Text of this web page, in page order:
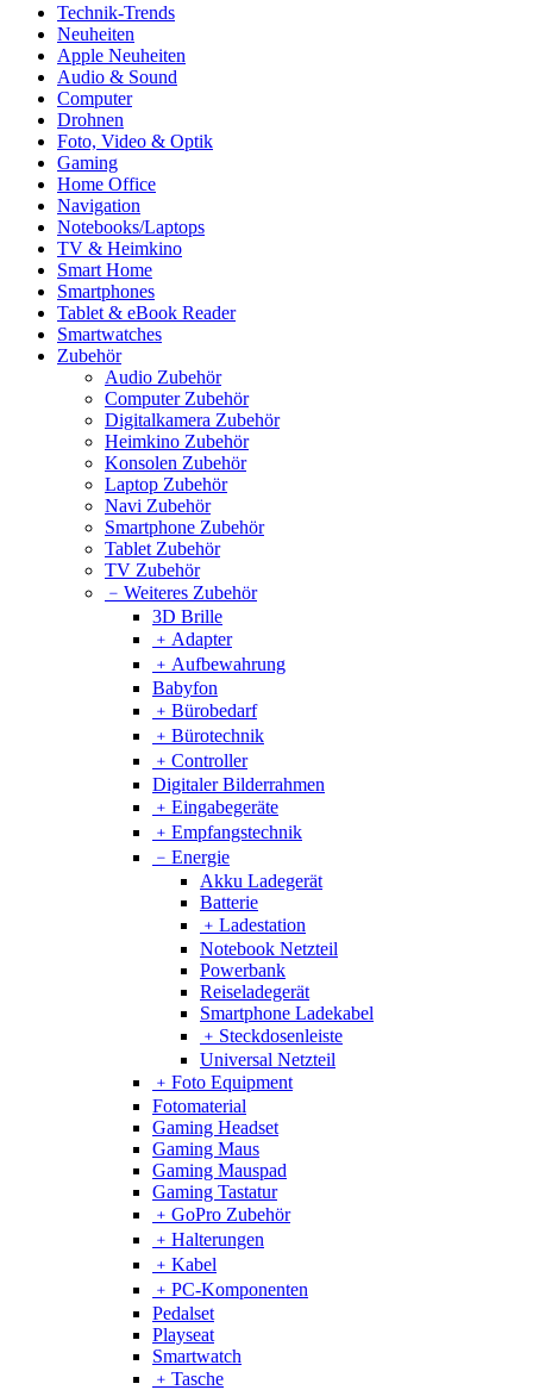
Technik-Trends
Neuheiten
Apple Neuheiten
Audio & Sound
Computer
Drohnen
Foto, Video & Optik
Gaming
Home Office
Navigation
Notebooks/Laptops
TV & Heimkino
Smart Home
Smartphones
Tablet & eBook Reader
Smartwatches
Zubehör
Audio Zubehör
Computer Zubehör
Digitalkamera Zubehör
Heimkino Zubehör
Konsolen Zubehör
Laptop Zubehör
Navi Zubehör
Smartphone Zubehör
Tablet Zubehör
TV Zubehör
﹣ Weiteres Zubehör
3D Brille
﹢ Adapter
﹢ Aufbewahrung
Babyfon
﹢ Bürobedarf
﹢ Bürotechnik
﹢ Controller
Digitaler Bilderrahmen
﹢ Eingabegeräte
﹢ Empfangstechnik
﹣ Energie
Akku Ladegerät
Batterie
﹢ Ladestation
Notebook Netzteil
Powerbank
Reiseladegerät
Smartphone Ladekabel
﹢ Steckdosenleiste
Universal Netzteil
﹢ Foto Equipment
Fotomaterial
Gaming Headset
Gaming Maus
Gaming Mauspad
Gaming Tastatur
﹢ GoPro Zubehör
﹢ Halterungen
﹢ Kabel
﹢ PC-Komponenten
Pedalset
Playseat
Smartwatch
﹢ Tasche